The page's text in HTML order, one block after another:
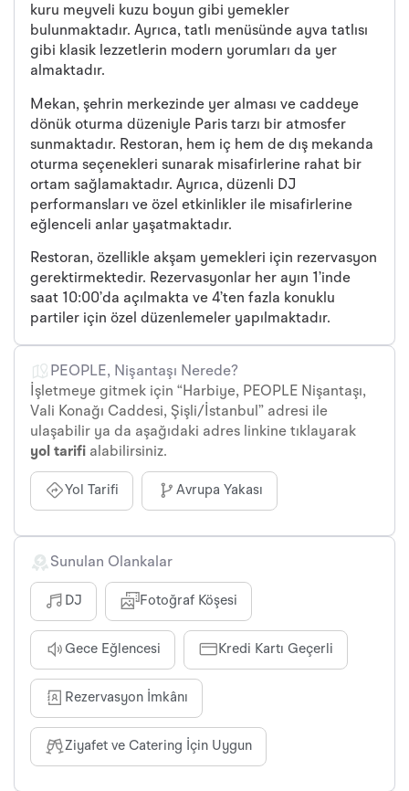
kuru meyveli kuzu boyun gibi yemekler
bulunmaktadır. Ayrıca, tatlı menüsünde ayva tatlısı
gibi klasik lezzetlerin modern yorumları da yer
almaktadır.
Mekan, şehrin merkezinde yer alması ve caddeye
dönük oturma düzeniyle Paris tarzı bir atmosfer
sunmaktadır. Restoran, hem iç hem de dış mekanda
oturma seçenekleri sunarak misafirlerine rahat bir
ortam sağlamaktadır. Ayrıca, düzenli DJ
performansları ve özel etkinlikler ile misafirlerine
eğlenceli anlar yaşatmaktadır.
Restoran, özellikle akşam yemekleri için rezervasyon
gerektirmektedir. Rezervasyonlar her ayın 1’inde
saat 10:00’da açılmakta ve 4’ten fazla konuklu
partiler için özel düzenlemeler yapılmaktadır.
PEOPLE, Nişantaşı Nerede?
İşletmeye gitmek için “Harbiye, PEOPLE Nişantaşı,
Vali Konağı Caddesi, Şişli/İstanbul” adresi ile
ulaşabilir ya da aşağıdaki adres linkine tıklayarak
yol tarifi alabilirsiniz.
Yol Tarifi Avrupa Yakası
Sunulan Olankalar
DJ Fotoğraf Köşesi
Gece Eğlencesi Kredi Kartı Geçerli
Rezervasyon İmkânı
Ziyafet ve Catering İçin Uygun